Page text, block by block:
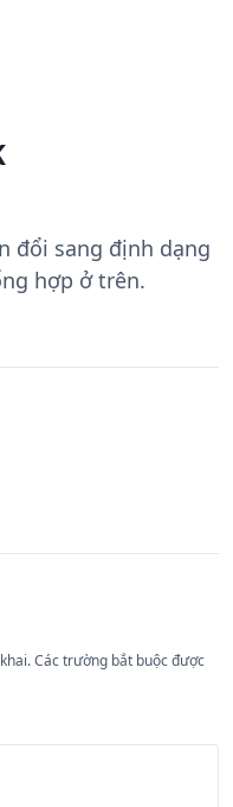
đổi sang định dạng
hợp ở trên.
Các trường bắt buộc được